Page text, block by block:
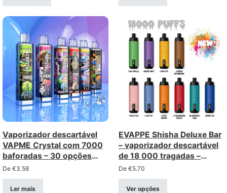
Vaporizador descartável
VAPME Crystal com 7000
baforadas – 30 opções
com porta Type-C
recarregável
De €3.58
Ler mais
EVAPPE Shisha Deluxe Bar
– vaporizador descartável
de 18 000 tragadas –
bobina de malha de 0,6 Ω,
recarregável (intensidade
de 0 a 5%)
De €5.70
Ver opções